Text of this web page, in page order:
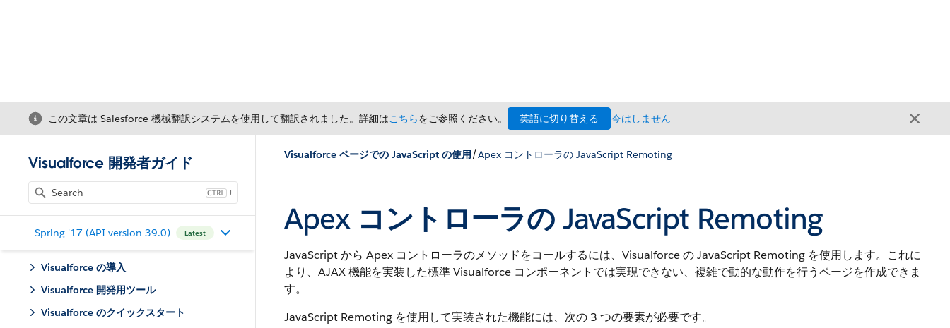
この文章は Salesforce 機械翻訳システムを使用して翻訳されました。詳細はこちらをご参照ください。 英語に切り替える 今はしません
Visualforce 開発者ガイド
J
Spring '17 (API version 39.0) Latest
Visualforce の導入
Visualforce 開発用ツール
Visualforce のクイックスタート
Visualforce ページでの JavaScript の使用/Apex コントローラの JavaScript Remoting
Apex コントローラの JavaScript Remoting
JavaScript から Apex コントローラのメソッドをコールするには、Visualforce の JavaScript Remoting を使用します。これに
より、AJAX 機能を実装した標準 Visualforce コンポーネントでは実現できない、複雑で動的な動作を行うページを作成できま
す。
JavaScript Remoting を使用して実装された機能には、次の 3 つの要素が必要です。